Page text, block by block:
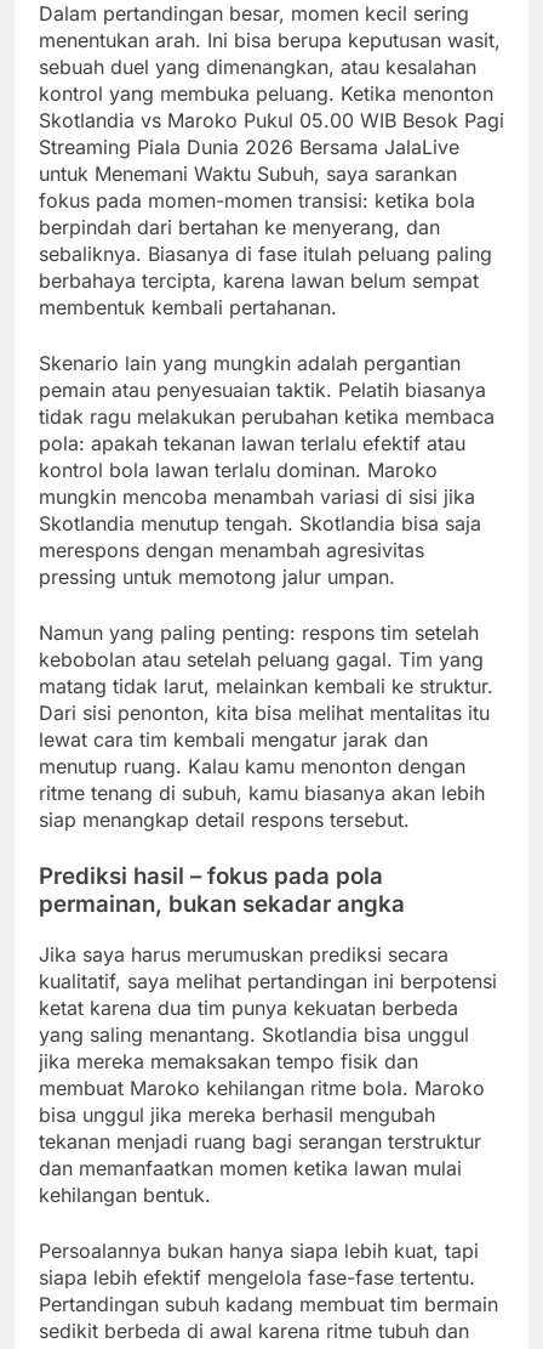
Dalam pertandingan besar, momen kecil sering
menentukan arah. Ini bisa berupa keputusan wasit,
sebuah duel yang dimenangkan, atau kesalahan
kontrol yang membuka peluang. Ketika menonton
Skotlandia vs Maroko Pukul 05.00 WIB Besok Pagi
Streaming Piala Dunia 2026 Bersama JalaLive
untuk Menemani Waktu Subuh, saya sarankan
fokus pada momen-momen transisi: ketika bola
berpindah dari bertahan ke menyerang, dan
sebaliknya. Biasanya di fase itulah peluang paling
berbahaya tercipta, karena lawan belum sempat
membentuk kembali pertahanan.
Skenario lain yang mungkin adalah pergantian
pemain atau penyesuaian taktik. Pelatih biasanya
tidak ragu melakukan perubahan ketika membaca
pola: apakah tekanan lawan terlalu efektif atau
kontrol bola lawan terlalu dominan. Maroko
mungkin mencoba menambah variasi di sisi jika
Skotlandia menutup tengah. Skotlandia bisa saja
merespons dengan menambah agresivitas
pressing untuk memotong jalur umpan.
Namun yang paling penting: respons tim setelah
kebobolan atau setelah peluang gagal. Tim yang
matang tidak larut, melainkan kembali ke struktur.
Dari sisi penonton, kita bisa melihat mentalitas itu
lewat cara tim kembali mengatur jarak dan
menutup ruang. Kalau kamu menonton dengan
ritme tenang di subuh, kamu biasanya akan lebih
siap menangkap detail respons tersebut.
Prediksi hasil – fokus pada pola
permainan, bukan sekadar angka
Jika saya harus merumuskan prediksi secara
kualitatif, saya melihat pertandingan ini berpotensi
ketat karena dua tim punya kekuatan berbeda
yang saling menantang. Skotlandia bisa unggul
jika mereka memaksakan tempo fisik dan
membuat Maroko kehilangan ritme bola. Maroko
bisa unggul jika mereka berhasil mengubah
tekanan menjadi ruang bagi serangan terstruktur
dan memanfaatkan momen ketika lawan mulai
kehilangan bentuk.
Persoalannya bukan hanya siapa lebih kuat, tapi
siapa lebih efektif mengelola fase-fase tertentu.
Pertandingan subuh kadang membuat tim bermain
sedikit berbeda di awal karena ritme tubuh dan